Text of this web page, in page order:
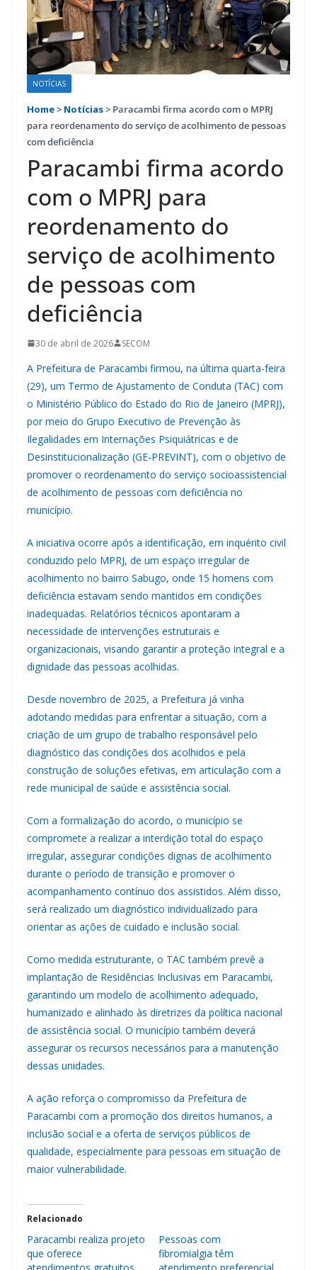
NOTÍCIAS
Home> Notícias> Paracambi firma acordo com o MPRJ
para reordenamento do serviço de acolhimento de pessoas
com deficiência
Paracambi firma acordo
com o MPRJ para
reordenamento do
serviço de acolhimento
de pessoas com
deficiência
30 de abril de 2026 SECOM
A Prefeitura de Paracambi firmou, na última quarta-feira
(29), um Termo de Ajustamento de Conduta (TAC) com
o Ministério Público do Estado do Rio de Janeiro (MPRJ),
por meio do Grupo Executivo de Prevenção às
Ilegalidades em Internações Psiquiátricas e de
Desinstitucionalização (GE-PREVINT), com o objetivo de
promover o reordenamento do serviço socioassistencial
de acolhimento de pessoas com deficiência no
município.
A iniciativa ocorre após a identificação, em inquérito civil
conduzido pelo MPRJ, de um espaço irregular de
acolhimento no bairro Sabugo, onde 15 homens com
deficiência estavam sendo mantidos em condições
inadequadas. Relatórios técnicos apontaram a
necessidade de intervenções estruturais e
organizacionais, visando garantir a proteção integral e a
dignidade das pessoas acolhidas.
Desde novembro de 2025, a Prefeitura já vinha
adotando medidas para enfrentar a situação, com a
criação de um grupo de trabalho responsável pelo
diagnóstico das condições dos acolhidos e pela
construção de soluções efetivas, em articulação com a
rede municipal de saúde e assistência social.
Com a formalização do acordo, o município se
compromete a realizar a interdição total do espaço
irregular, assegurar condições dignas de acolhimento
durante o período de transição e promover o
acompanhamento contínuo dos assistidos. Além disso,
será realizado um diagnóstico individualizado para
orientar as ações de cuidado e inclusão social.
Como medida estruturante, o TAC também prevê a
implantação de Residências Inclusivas em Paracambi,
garantindo um modelo de acolhimento adequado,
humanizado e alinhado às diretrizes da política nacional
de assistência social. O município também deverá
assegurar os recursos necessários para a manutenção
dessas unidades.
A ação reforça o compromisso da Prefeitura de
Paracambi com a promoção dos direitos humanos, a
inclusão social e a oferta de serviços públicos de
qualidade, especialmente para pessoas em situação de
maior vulnerabilidade.
Relacionado
Paracambi realiza projeto
que oferece
atendimentos gratuitos
Pessoas com
fibromialgia têm
atendimento preferencial